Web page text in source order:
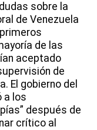
sobre la
de Venezuela
de las
aceptado
de
El gobierno del
a los
después de
crítico al